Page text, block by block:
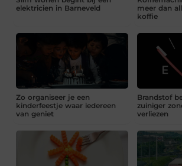
elektricien in Barneveld
meer dan
koffie
Zo organiseer je een
kinderfeestje waar iedereen
van geniet
Brandstof
zuiniger
verliezen